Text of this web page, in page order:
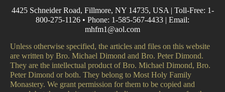
4425 Schneider Road, Fillmore, NY 14735, USA | Toll-Free: 1-
800-275-1126 • Phone: 1-585-567-4433 | Email:
mhfm1@aol.com
Unless otherwise specified, the articles and files on this website
are written by Bro. Michael Dimond and Bro. Peter Dimond.
They are the intellectual product of Bro. Michael Dimond, Bro.
Peter Dimond or both. They belong to Most Holy Family
Monastery. We grant permission for them to be copied and